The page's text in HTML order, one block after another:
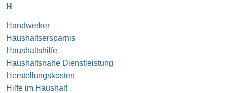
H
Handwerker
Haushaltsersparnis
Haushaltshilfe
Haushaltsnahe Dienstleistung
Herstellungskosten
Hilfe im Haushalt